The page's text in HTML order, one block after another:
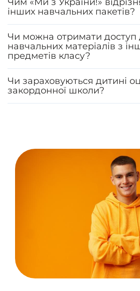
інших навчальних пакетів?
Чи можна отримати доступ
навчальних матеріалів з
предметів класу?
Чи зараховуються дитині
закордонної школи?